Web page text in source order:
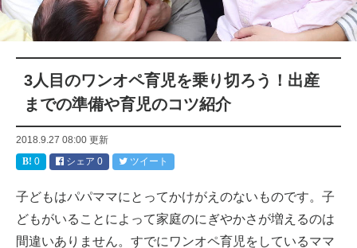
3人目のワンオペ育児を乗り切ろう！出産
までの準備や育児のコツ紹介
2018.9.27 08:00 更新
0
シェア 0 ツイート
子どもはパパママにとってかけがえのないものです。子
どもがいることによって家庭のにぎやかさが増えるのは
間違いありません。すでにワンオペ育児をしているママ